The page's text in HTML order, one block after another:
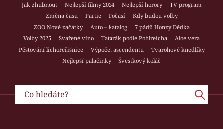
Jak zhubnout Nejlepší filmy 2024 Nejlepší horory
TV program
Změna času
Partie Počasí
Kdy budou volby
ZOO Nové začátky
Auto – katalog
7 pádů Honzy Dědka
Volby 2025
Svařené víno Tatarák podle Pohlreicha
Aloe vera
Pěstování lichořeřišnice
Výpočet ascendentu
Tvarohové knedlíky
Nejlepší palačinky
Švestkový koláč